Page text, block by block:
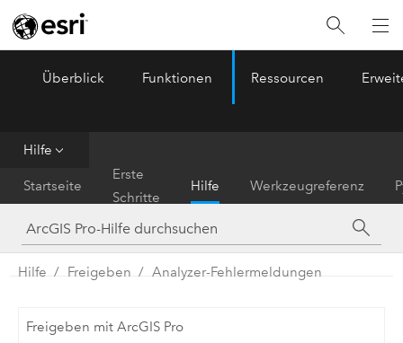
ArcGIS Pro
Überblick Funktionen Ressourcen
Hilfe
Startseite
Erste
Schritte
Hilfe Werkzeugreferenz
Hilfe Freigeben Analyzer-Fehlermeldungen
Freigeben mit ArcGIS Pro